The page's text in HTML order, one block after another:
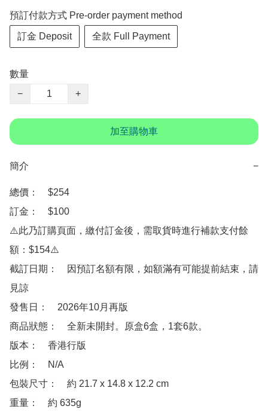
預訂付款方式 Pre-order payment method
訂金 Deposit 全款 Full Payment
數量
−
+
加至購物車
簡介 −
總價：　$254
訂金：　$100
⚠️此乃訂購頁面，繳付訂金後，需取貨時進行補款支付餘
額：$154⚠️
截訂日期：　因預訂名額有限，如額滿有可能提前結束，請
見諒
發售日：　2026年10月再版
商品狀態：　全新未開封。原盒6盒，1套6款。
版本：　香港行版
比例：　N/A
包裝尺寸：　約 21.7 x 14.8 x 12.2 cm
重量：　約 635g